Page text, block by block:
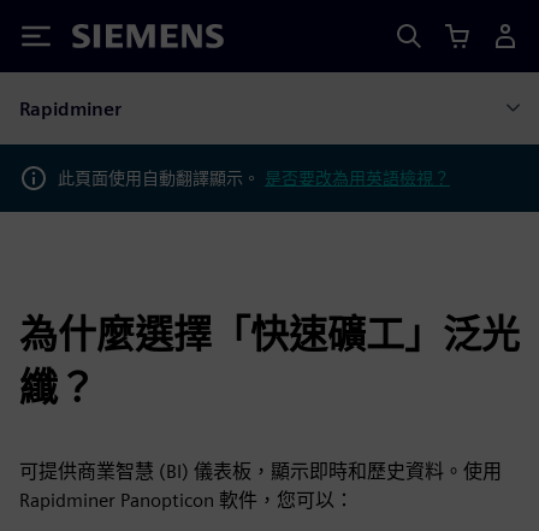
Siemens
Rapidminer
此頁面使用自動翻譯顯示。 是否要改為用英語檢視？
為什麼選擇「快速礦工」泛光
纖？
可提供商業智慧 (BI) 儀表板，顯示即時和歷史資料。使用
Rapidminer Panopticon 軟件，您可以：